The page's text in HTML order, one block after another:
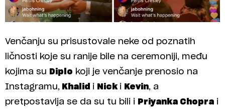
Venčanju su prisustovale neke od poznatih
ličnosti koje su ranije bile na ceremoniji, među
kojima su Diplo koji je venčanje prenosio na
Instagramu, Khalid i Nick i Kevin, a
pretpostavlja se da su tu bili i Priyanka Chopra i